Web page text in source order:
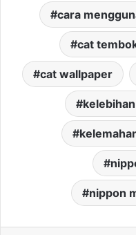
cara
cat
cat wallpaper
nippon